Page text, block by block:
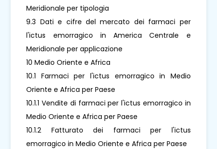
Meridionale per tipologia
9.3 Dati e cifre del mercato dei farmaci per
l'ictus emorragico in America Centrale e
Meridionale per applicazione
10 Medio Oriente e Africa
10.1 Farmaci per l'ictus emorragico in Medio
Oriente e Africa per Paese
10.1.1 Vendite di farmaci per l'ictus emorragico in
Medio Oriente e Africa per Paese
10.1.2 Fatturato dei farmaci per l'ictus
emorragico in Medio Oriente e Africa per Paese